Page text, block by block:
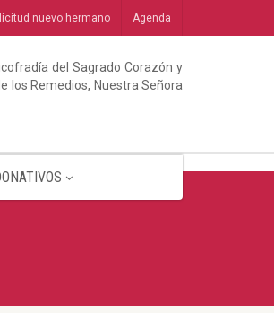
nuevo hermano Agenda
del Sagrado Corazón y
los Remedios, Nuestra Señora